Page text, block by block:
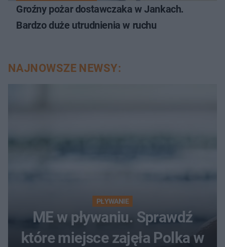
Groźny pożar dostawczaka w Jankach.
Bardzo duże utrudnienia w ruchu
NAJNOWSZE NEWSY:
PŁYWANIE
ME w pływaniu. Sprawdź
które miejsce zajęła Polka w